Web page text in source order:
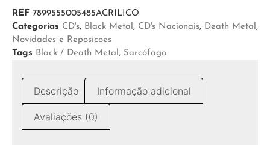
REF 7899555005485ACRILICO
Categorias CD's, Black Metal , CD's Nacionais, Death Metal ,
Novidades e Reposicoes
Tags Black / Death Metal , Sarcófago
Descrição Informação adicional
Avaliações (0)